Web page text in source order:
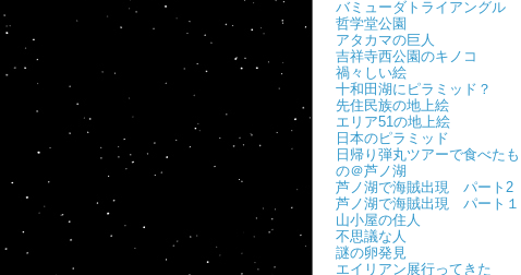
バミューダトライアングル
哲学堂公園
アタカマの巨人
吉祥寺西公園のキノコ
禍々しい絵
十和田湖にピラミッド？
先住民族の地上絵
エリア51の地上絵
日本のピラミッド
日帰り弾丸ツアーで食べたも
の＠芦ノ湖
芦ノ湖で海賊出現 パート2
芦ノ湖で海賊出現 パート１
山小屋の住人
不思議な人
謎の卵発見
エイリアン展行ってきた